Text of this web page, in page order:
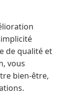
de qualité et
vous
bien-être,